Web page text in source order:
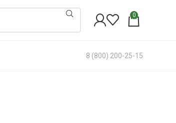
0
8 (800) 200-25-15